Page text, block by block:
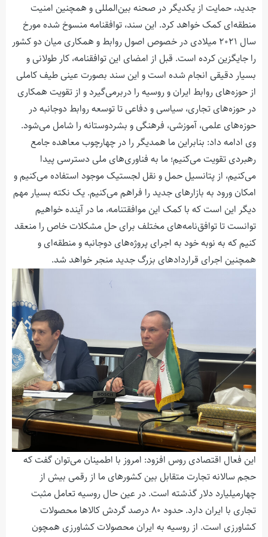
جدید، حمایت از یکدیگر در صحنه بین‌المللی و همچنین امنیت
منطقه‌ای کمک خواهد کرد. این سند، توافقنامه منسوخ شده مورخ
سال ۲۰۲۱ میلادی در خصوص اصول روابط و همکاری میان دو کشور
را جایگزین کرده است. قبل از امضای این توافقنامه، کار طولانی و
بسیار دقیقی انجام شده است و این سند بصورت عینی طیف کاملی
از حوزه‌های روابط ایران و روسیه را دربرمی‌گیرد و از تقویت همکاری
در حوزه‌های تجاری، سیاسی و دفاعی تا توسعه روابط دوجانبه در
حوزه‌های علمی، آموزشی، فرهنگی و بشردوستانه را شامل می‌شود.
وی ادامه داد: بنابراین ما همدیگر را در چهارچوب معاهده جامع
رهبردی تقویت می‌کنیم؛ ما به فناوری‌های ملی دسترسی پیدا
می‌کنیم، از پتانسیل حمل و نقل لجستیک موجود استفاده می‌کنیم و
امکان ورود به بازارهای جدید را فراهم می‌کنیم. یک نکته بسیار مهم
دیگر این است که با کمک این موافقتنامه، ما در آینده خواهیم
توانست تا توافق‌نامه‌های مختلف برای حل مشکلات خاص را منعقد
کنیم که به نوبه خود به اجرای پروژه‌های دوجانبه و منطقه‌ای و
همچنین اجرای قراردادهای بزرگ جدید منجر خواهد شد.
این فعال اقتصادی روس افزود: امروز با اطمینان می‌توان گفت که
حجم سالانه تجارت متقابل بین کشورهای ما از رقمی بیش از
چهارمیلیارد دلار گذشته است. در عین حال روسیه تعامل مثبت
تجاری با ایران دارد. حدود ۸۰ درصد گردش کالاها محصولات
کشاورزی است. از روسیه به ایران محصولات کشاورزی همچون